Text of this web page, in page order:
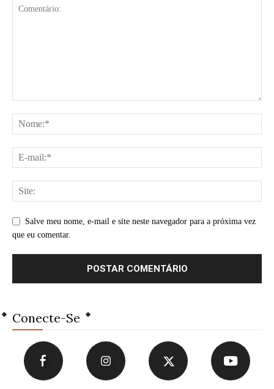
Salve meu nome, e-mail e site neste navegador para a próxima vez
que eu comentar.
Conecte-Se